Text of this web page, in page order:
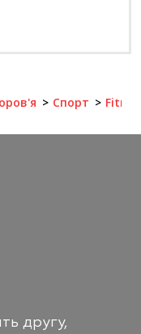
Спорт
другу,